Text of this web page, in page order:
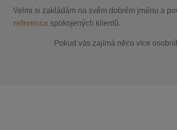
Velmi si zakládám na svém dobrém jménu a
reference spokojených klientů.
Pokud vás zajímá něco více